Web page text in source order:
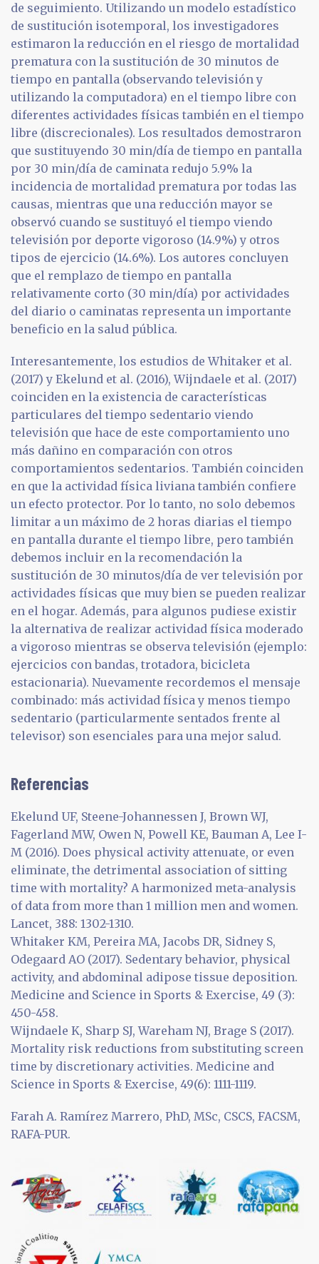
de seguimiento. Utilizando un modelo estadístico
de sustitución isotemporal, los investigadores
estimaron la reducción en el riesgo de mortalidad
prematura con la sustitución de 30 minutos de
tiempo en pantalla (observando televisión y
utilizando la computadora) en el tiempo libre con
diferentes actividades físicas también en el tiempo
libre (discrecionales). Los resultados demostraron
que sustituyendo 30 min/día de tiempo en pantalla
por 30 min/día de caminata redujo 5.9% la
incidencia de mortalidad prematura por todas las
causas, mientras que una reducción mayor se
observó cuando se sustituyó el tiempo viendo
televisión por deporte vigoroso (14.9%) y otros
tipos de ejercicio (14.6%). Los autores concluyen
que el remplazo de tiempo en pantalla
relativamente corto (30 min/día) por actividades
del diario o caminatas representa un importante
beneficio en la salud pública.
Interesantemente, los estudios de Whitaker et al.
(2017) y Ekelund et al. (2016), Wijndaele et al. (2017)
coinciden en la existencia de características
particulares del tiempo sedentario viendo
televisión que hace de este comportamiento uno
más dañino en comparación con otros
comportamientos sedentarios. También coinciden
en que la actividad física liviana también confiere
un efecto protector. Por lo tanto, no solo debemos
limitar a un máximo de 2 horas diarias el tiempo
en pantalla durante el tiempo libre, pero también
debemos incluir en la recomendación la
sustitución de 30 minutos/día de ver televisión por
actividades físicas que muy bien se pueden realizar
en el hogar. Además, para algunos pudiese existir
la alternativa de realizar actividad física moderado
a vigoroso mientras se observa televisión (ejemplo:
ejercicios con bandas, trotadora, bicicleta
estacionaria). Nuevamente recordemos el mensaje
combinado: más actividad física y menos tiempo
sedentario (particularmente sentados frente al
televisor) son esenciales para una mejor salud.
Referencias
Ekelund UF, Steene-Johannessen J, Brown WJ,
Fagerland MW, Owen N, Powell KE, Bauman A, Lee I-
M (2016). Does physical activity attenuate, or even
eliminate, the detrimental association of sitting
time with mortality? A harmonized meta-analysis
of data from more than 1 million men and women.
Lancet, 388: 1302-1310.
Whitaker KM, Pereira MA, Jacobs DR, Sidney S,
Odegaard AO (2017). Sedentary behavior, physical
activity, and abdominal adipose tissue deposition.
Medicine and Science in Sports & Exercise, 49 (3):
450-458.
Wijndaele K, Sharp SJ, Wareham NJ, Brage S (2017).
Mortality risk reductions from substituting screen
time by discretionary activities. Medicine and
Science in Sports & Exercise, 49(6): 1111-1119.
Farah A. Ramírez Marrero, PhD, MSc, CSCS, FACSM,
RAFA-PUR.